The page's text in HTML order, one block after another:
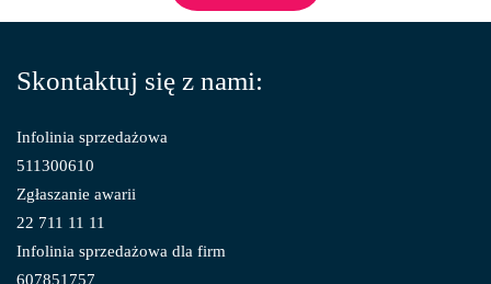
Skontaktuj się z nami:
Infolinia sprzedażowa
511300610
Zgłaszanie awarii
22 711 11 11
Infolinia sprzedażowa dla firm
607851757